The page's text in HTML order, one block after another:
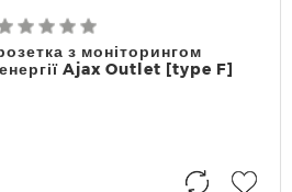
з моніторингом
Ajax Outlet [type F]